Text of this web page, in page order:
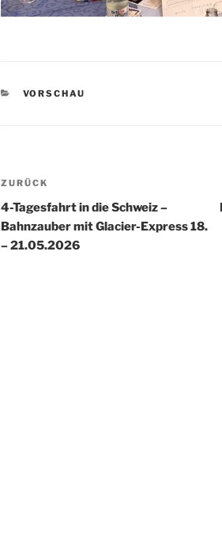
KATEGORIEN
VORSCHAU
Beitragsnavigation
Vorheriger
Beitrag
ZURÜCK
4-Tagesfahrt in die Schweiz –
Bahnzauber mit Glacier-Express 18.
– 21.05.2026